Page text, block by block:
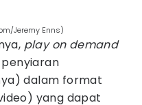
Jeremy Enns)
play on demand
dalam format
yang dapat